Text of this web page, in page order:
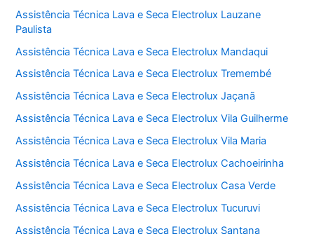
Assistência Técnica Lava e Seca Electrolux Lauzane
Paulista
Assistência Técnica Lava e Seca Electrolux Mandaqui
Assistência Técnica Lava e Seca Electrolux Tremembé
Assistência Técnica Lava e Seca Electrolux Jaçanã
Assistência Técnica Lava e Seca Electrolux Vila Guilherme
Assistência Técnica Lava e Seca Electrolux Vila Maria
Assistência Técnica Lava e Seca Electrolux Cachoeirinha
Assistência Técnica Lava e Seca Electrolux Casa Verde
Assistência Técnica Lava e Seca Electrolux Tucuruvi
Assistência Técnica Lava e Seca Electrolux Santana